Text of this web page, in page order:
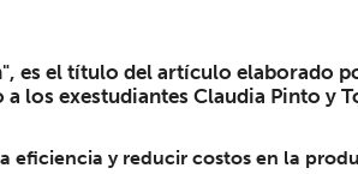
es el título del artículo elaborado
los exestudiantes Claudia Pinto y
eficiencia y reducir costos en la